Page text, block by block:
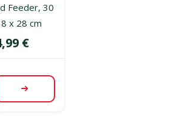
Feeder, 30
x 28 cm
€
Apskatīt